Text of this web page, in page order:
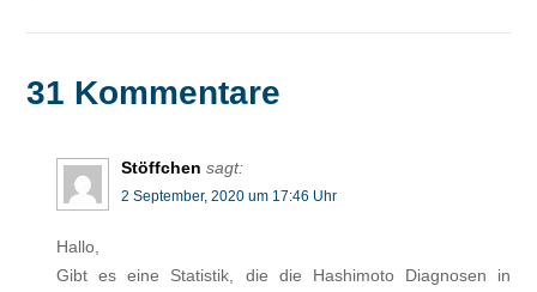
31 Kommentare
Stöffchen sagt:
2 September, 2020 um 17:46 Uhr
Hallo,
Gibt es eine Statistik, die die Hashimoto Diagnosen in